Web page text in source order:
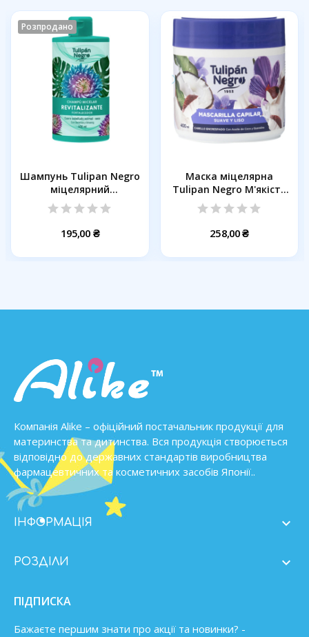
Розпродано
Шампунь Tulipan Negro
міцелярний
відновлюючий,...
195,00 ₴
Маска міцелярна
Tulipan Negro М'якість
та...
258,00 ₴
Компанія Alike – офіційний постачальник продукції для
материнства та дитинства. Вся продукція створюється
відповідно до державних стандартів виробництва
фармацевтичних та косметичних засобів Японії..
ІНФОРМАЦІЯ 
РОЗДІЛИ 
ПІДПИСКА
Бажаєте першим знати про акції та новинки? -